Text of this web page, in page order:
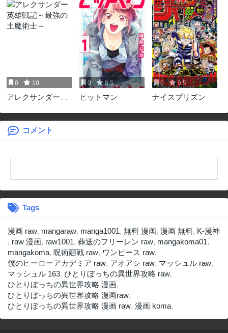
0 10
アレクサンダー英
0 8.5
ヒットマン
0 9.5
ナイスプリズン
コメント
Tags
漫画 raw, mangaraw, manga1001, 無料 漫画, 漫画 無料, K-漫神
, raw 漫画, raw1001, 葬送のフリーレン raw, mangakoma01,
mangakoma, 呪術廻戦 raw, ワンピース raw,
僕のヒーローアカデミア raw, アオアシ raw, マッシュル raw,
マッシュル 163, ひとりぼっちの異世界攻略 raw,
ひとりぼっちの異世界攻略 漫画,
ひとりぼっちの異世界攻略 漫画raw,
ひとりぼっちの異世界攻略 漫画 raw, 漫画 koma,